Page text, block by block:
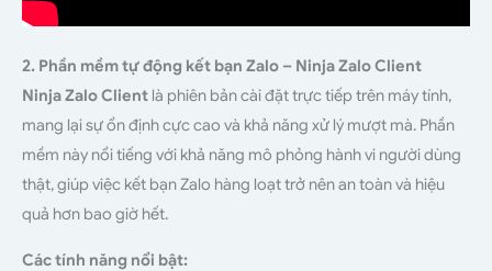
2. Phần mềm tự động kết bạn Zalo – Ninja Zalo Client
Ninja Zalo Client là phiên bản cài đặt trực tiếp trên máy tính,
mang lại sự ổn định cực cao và khả năng xử lý mượt mà. Phần
mềm này nổi tiếng với khả năng mô phỏng hành vi người dùng
thật, giúp việc kết bạn Zalo hàng loạt trở nên an toàn và hiệu
quả hơn bao giờ hết.
Các tính năng nổi bật: